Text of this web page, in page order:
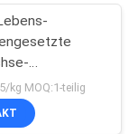
für
Mühlen
kg MOQ:1-teilig